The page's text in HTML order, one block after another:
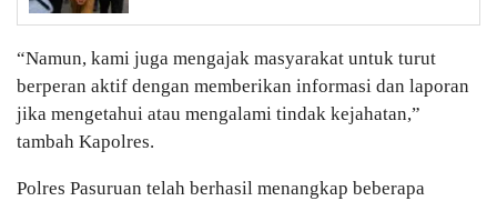
“Namun, kami juga mengajak masyarakat untuk turut
berperan aktif dengan memberikan informasi dan laporan
jika mengetahui atau mengalami tindak kejahatan,”
tambah Kapolres.
Polres Pasuruan telah berhasil menangkap beberapa